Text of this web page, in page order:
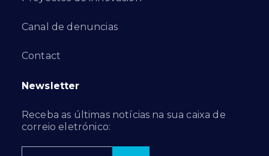
Canal de denuncias
Contact
Newsletter
Receba as últimas notícias na sua caixa de
correio eletrónico: